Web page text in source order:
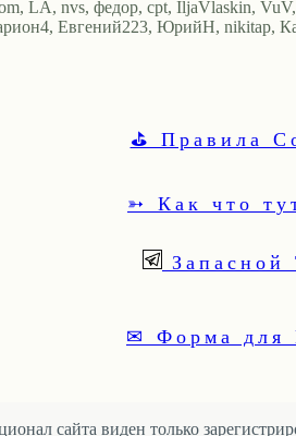
LA, nvs, федор, cpt, IljaVlaskin, VuV,
Евгений223, ЮрийН, nikitap,
⛳ Правила
➳ Как что
Запасной
✉ Форма для
сайта виден только